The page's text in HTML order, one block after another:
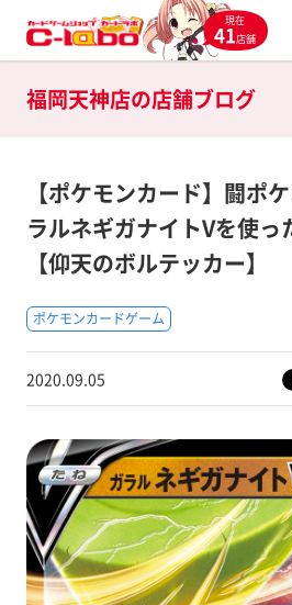
現在
41店舗
福岡天神店の店舗ブログ
【ポケモンカード】闘ポ
ラルネギガナイトVを使っ
【仰天のボルテッカー】
ポケモンカードゲーム
2020.09.05